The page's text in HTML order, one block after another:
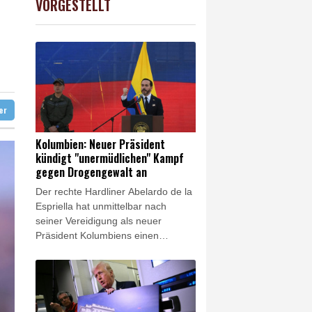
50
0.33%
VORGESTELLT
Kolumbien: Neuer Präsident
kündigt "unermüdlichen" Kampf
gegen Drogengewalt an
Der rechte Hardliner Abelardo de la
Espriella hat unmittelbar nach
seiner Vereidigung als neuer
Präsident Kolumbiens einen
Drogengewalt angekündigt. Der
Verbündete von US-Präsident
Donald Trump sagte am Freitag in
Cali, er werde wieder "Ordnung" in